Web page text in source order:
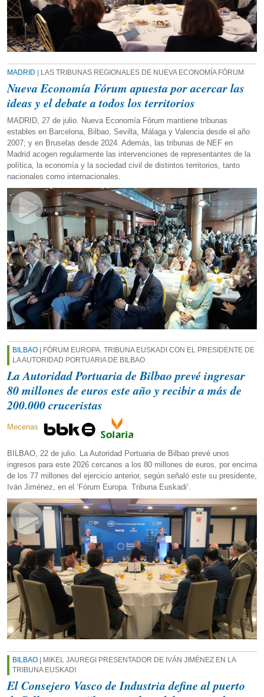
MADRID | LAS TRIBUNAS REGIONALES DE NUEVA ECONOMÍA FÓRUM
Nueva Economía Fórum apuesta por acercar las
ideas y el debate a todos los territorios
MADRID, 27 de julio. Nueva Economía Fórum mantiene tribunas
estables en Barcelona, Bilbao, Sevilla, Málaga y Valencia desde el año
2007; y en Bruselas desde 2024. Además, las tribunas de NEF en
Madrid acogen regularmente las intervenciones de representantes de la
política, la economía y la sociedad civil de distintos territorios, tanto
nacionales como internacionales.
BILBAO | FÓRUM EUROPA. TRIBUNA EUSKADI CON EL PRESIDENTE DE
LA AUTORIDAD PORTUARIA DE BILBAO
La Autoridad Portuaria de Bilbao prevé ingresar
80 millones de euros este año y recibir a más de
200.000 cruceristas
Mecenas
BILBAO, 22 de julio. La Autoridad Portuaria de Bilbao prevé unos
ingresos para este 2026 cercanos a los 80 millones de euros, por encima
de los 77 millones del ejercicio anterior, según señaló este su presidente,
Iván Jiménez, en el ‘Fórum Europa. Tribuna Euskadi’.
BILBAO | MIKEL JAUREGI PRESENTADOR DE IVÁN JIMÉNEZ EN LA
TRIBUNA EUSKADI
El Consejero Vasco de Industria define al puerto